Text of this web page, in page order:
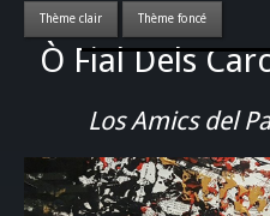
Ò Fial Dels
Los Amics del
Accueil
LES QUERCYNOIS
PATRIMOINE
GASTRONOMIE